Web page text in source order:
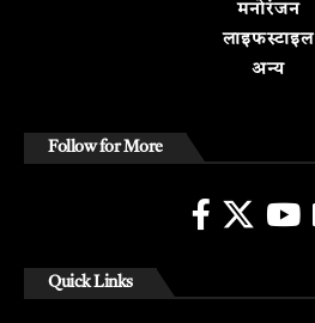
मनोरंजन
लाइफस्टाइल
अन्य
Follow for More
Quick Links